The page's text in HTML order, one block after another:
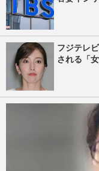
フジテレ
される「